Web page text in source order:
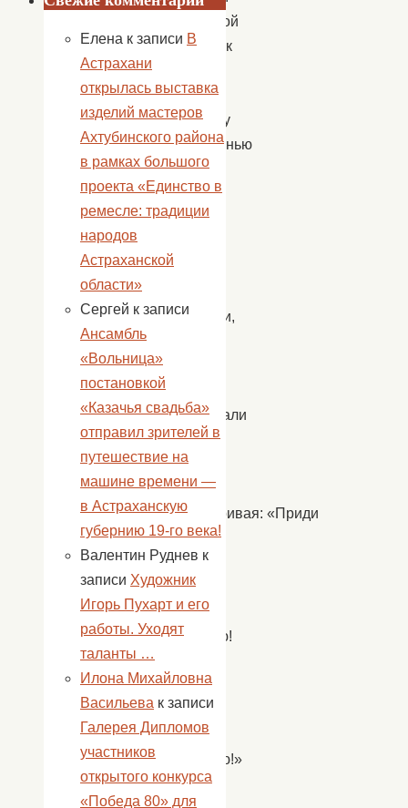
пальмовой
ветви. Так
к
вербному
воскресенью
кликали
весну,
конечно
и
участники,
хоровод,
приглашали
весну
в
гости,
приговаривая: «Приди
к
нам
весна
со
радостью!
великою
к
нам
милостью!»
В
Елена к записи В
Астрахани
открылась выставка
изделий мастеров
Ахтубинского района
в рамках большого
проекта «Единство в
ремесле: традиции
народов
Астраханской
области»
Сергей к записи
Ансамбль
«Вольница»
постановкой
«Казачья свадьба»
отправил зрителей в
путешествие на
машине времени —
в Астраханскую
губернию 19-го века!
Валентин Руднев к
записи Художник
Игорь Пухарт и его
работы. Уходят
таланты …
Илона Михайловна
Васильева к записи
Галерея Дипломов
участников
открытого конкурса
«Победа 80» для